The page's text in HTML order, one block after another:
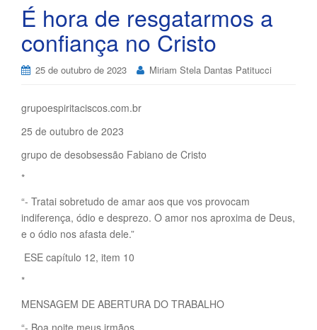
É hora de resgatarmos a
confiança no Cristo
25 de outubro de 2023 Miriam Stela Dantas Patitucci
grupoespiritaciscos.com.br
25 de outubro de 2023
grupo de desobsessão Fabiano de Cristo
*
“- Tratai sobretudo de amar aos que vos provocam
indiferença, ódio e desprezo. O amor nos aproxima de Deus,
e o ódio nos afasta dele.”
ESE capítulo 12, item 10
*
MENSAGEM DE ABERTURA DO TRABALHO